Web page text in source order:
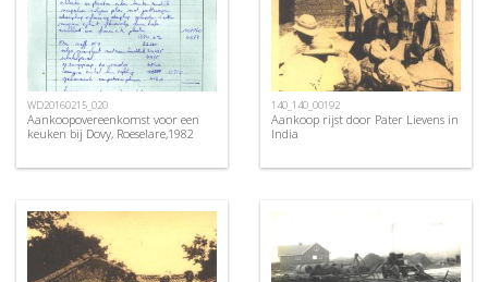
WD20160215_020
Aankoopovereenkomst voor een
keuken bij Dovy, Roeselare,1982
140_140_00192
Aankoop rijst door Pater Lievens in
India